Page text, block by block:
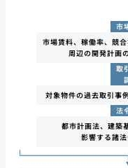
市
市場賃料、稼働率、競
周辺の開発計画
取
対象物件の過去取引事
法
都市計画法、建築
影響する諸